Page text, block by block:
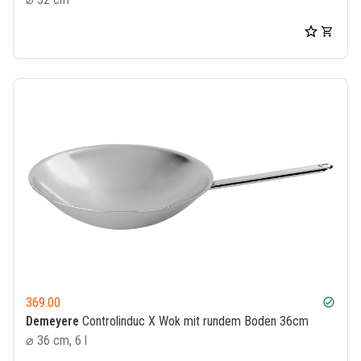
369.00 check_circle
Demeyere Controlinduc X Wok mit rundem Boden 36cm
⌀ 36 cm, 6 l